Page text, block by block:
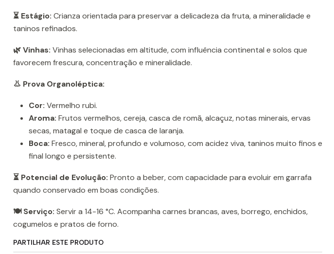
⏳ Estágio: Crianza orientada para preservar a delicadeza da fruta, a mineralidade e
taninos refinados.
🌿 Vinhas: Vinhas selecionadas em altitude, com influência continental e solos que
favorecem frescura, concentração e mineralidade.
👃 Prova Organoléptica:
Cor: Vermelho rubi.
Aroma: Frutos vermelhos, cereja, casca de romã, alcaçuz, notas minerais, ervas
secas, matagal e toque de casca de laranja.
Boca: Fresco, mineral, profundo e volumoso, com acidez viva, taninos muito finos e
final longo e persistente.
⏳ Potencial de Evolução: Pronto a beber, com capacidade para evoluir em garrafa
quando conservado em boas condições.
🍽️ Serviço: Servir a 14-16 °C. Acompanha carnes brancas, aves, borrego, enchidos,
cogumelos e pratos de forno.
PARTILHAR ESTE PRODUTO